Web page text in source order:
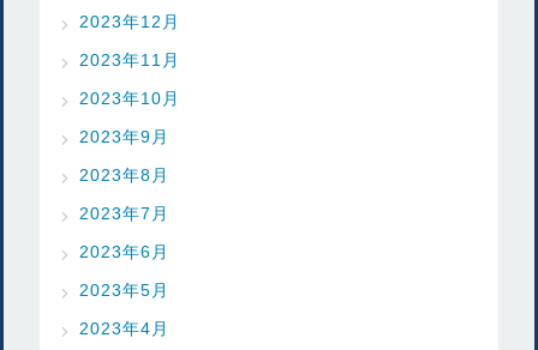
2023年12月
2023年11月
2023年10月
2023年9月
2023年8月
2023年7月
2023年6月
2023年5月
2023年4月